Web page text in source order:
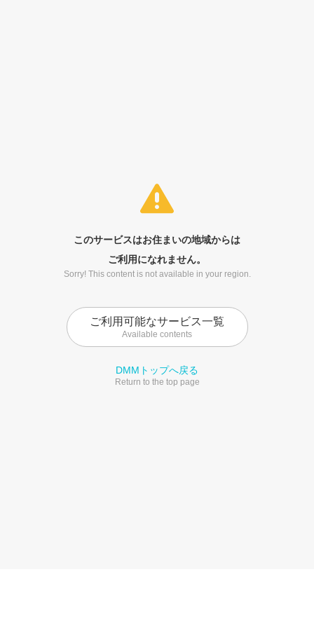
このサービスはお住まいの地域からは
ご利用になれません。
Sorry! This content is not available in your region.
ご利用可能なサービス一覧
Available contents
DMMトップへ戻る
Return to the top page